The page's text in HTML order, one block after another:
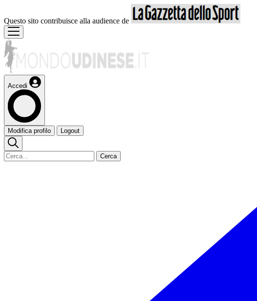
Questo sito contribuisce alla audience de
Accedi
Modifica profilo Logout
Cerca